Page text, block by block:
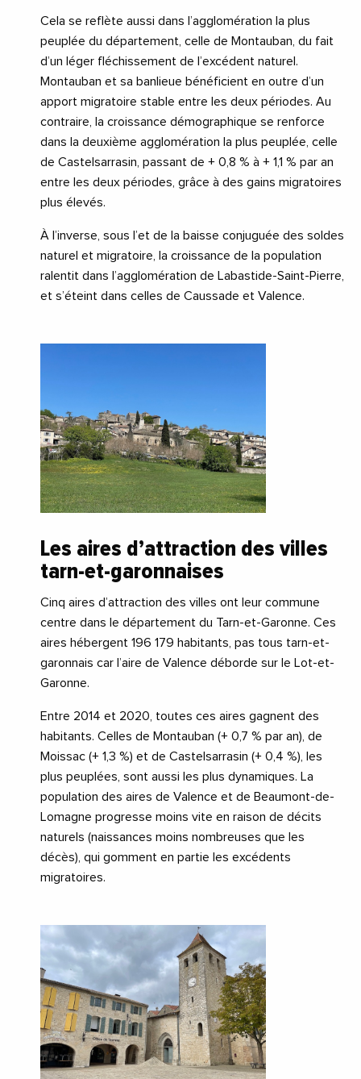
Cela se reflète aussi dans l’agglomération la plus
peuplée du département, celle de Montauban, du fait
d’un léger fléchissement de l’excédent naturel.
Montauban et sa banlieue bénéficient en outre d’un
apport migratoire stable entre les deux périodes. Au
contraire, la croissance démographique se renforce
dans la deuxième agglomération la plus peuplée, celle
de Castelsarrasin, passant de + 0,8 % à + 1,1 % par an
entre les deux périodes, grâce à des gains migratoires
plus élevés.
À l’inverse, sous l’et de la baisse conjuguée des soldes
naturel et migratoire, la croissance de la population
ralentit dans l’agglomération de Labastide-Saint-Pierre,
et s’éteint dans celles de Caussade et Valence.
Les aires d’attraction des villes
tarn-et-garonnaises
Cinq aires d’attraction des villes ont leur commune
centre dans le département du Tarn-et-Garonne. Ces
aires hébergent 196 179 habitants, pas tous tarn-et-
garonnais car l’aire de Valence déborde sur le Lot-et-
Garonne.
Entre 2014 et 2020, toutes ces aires gagnent des
habitants. Celles de Montauban (+ 0,7 % par an), de
Moissac (+ 1,3 %) et de Castelsarrasin (+ 0,4 %), les
plus peuplées, sont aussi les plus dynamiques. La
population des aires de Valence et de Beaumont-de-
Lomagne progresse moins vite en raison de décits
naturels (naissances moins nombreuses que les
décès), qui gomment en partie les excédents
migratoires.